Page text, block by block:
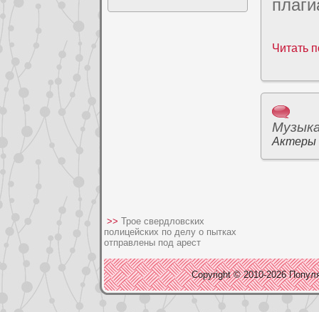
Читать
Актеры
>> Трое свердловских
полицейских по делу о пытках
отправлены под арест
Copyright © 2010-2026